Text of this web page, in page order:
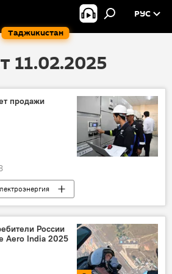
Таджикистан
РУС
11.02.2025
продажи
России
Aero India 2025